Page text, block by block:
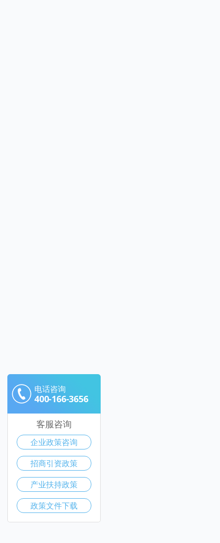
电话咨询
400-166-3656
客服咨询
企业政策咨询
招商引资政策
产业扶持政策
政策文件下载